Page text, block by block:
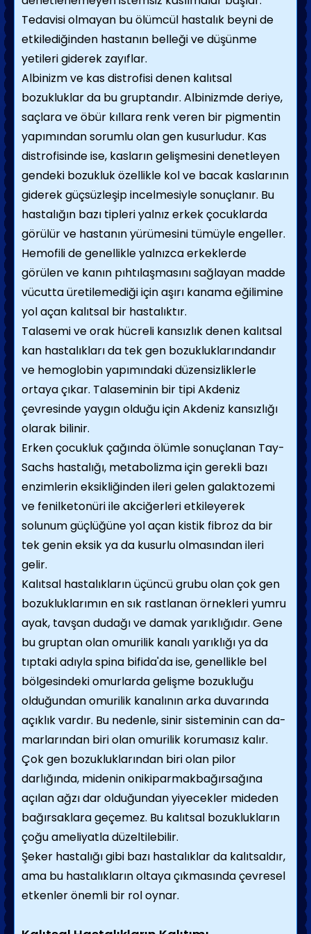
Tedavisi olmayan bu ölümcül hastalık beyni de
etkilediğinden hastanın belleği ve düşünme
yetileri giderek zayıflar.
Albinizm ve kas distrofisi denen kalıtsal
bozukluklar da bu gruptandır. Albinizmde deriye,
saçlara ve öbür kıllara renk veren bir pigmentin
yapımından sorumlu olan gen ku­surludur. Kas
distrofisinde ise, kasların gelişmesini denetleyen
gendeki bo­zukluk özellikle kol ve bacak kaslarının
gide­rek güçsüzleşip incelmesiyle sonuçlanır. Bu
hastalığın bazı tipleri yalnız erkek çocuklarda
görülür ve hastanın yürümesini tümüyle en­geller.
Hemofili de genellikle yalnızca erkek­lerde
görülen ve kanın pıhtılaşmasını sağlayan madde
vücutta üretilemediği için aşırı kana­ma eğilimine
yol açan kalıtsal bir hastalıktır.
Talasemi ve orak hücreli kansızlık denen kalıtsal
kan hastalıkları da tek gen bozukluklarındandır
ve hemoglobin yapımındaki dü­zensizliklerle
ortaya çıkar. Talaseminin bir tipi Akdeniz
çevresinde yaygın olduğu için Akdeniz kansızlığı
olarak bilinir.
Erken çocukluk çağında ölümle sonuçlanan Tay-
Sachs hastalığı, metabolizma için gerekli bazı
enzimlerin eksikliğinden ileri gelen galaktozemi
ve fenilketonüri ile akciğerleri etki­leyerek
solunum güçlüğüne yol açan kistik fibroz da bir
tek genin eksik ya da kusurlu olmasından ileri
gelir.
Kalıtsal hastalıkların üçüncü grubu olan çok gen
bozukluklarımın en sık rastlanan örnekleri yumru
ayak, tavşan dudağı ve da­mak yarıklığıdır. Gene
bu gruptan olan omur­ilik kanalı yarıklığı ya da
tıptaki adıyla spina bifida'da ise, genellikle bel
bölgesindeki omurlarda gelişme bozukluğu
olduğundan omurilik kanalının arka duvarında
açıklık vardır. Bu nedenle, sinir sisteminin can da­
marlarından biri olan omurilik korumasız kalır.
Çok gen bozukluklarından biri olan pilor
darlığında, midenin onikiparmakbağırsağına
açılan ağzı dar olduğundan yiyecekler mideden
bağırsaklara geçemez. Bu kalıtsal bozuklukların
çoğu ameliyatla düzeltilebilir.
Şeker hastalığı gibi bazı hastalıklar da kalıtsaldır,
ama bu hastalıkların oltaya çıkma­sında çevresel
etkenler önemli bir rol oynar.